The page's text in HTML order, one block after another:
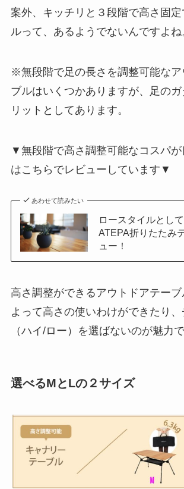
案外、キッチリと３段階で高さ固
ルって、あるようでないんですよね
※無段階で足の長さを調整可能なア
ブルはいくつかありますが、足のガ
リットとしてあります。
▼無段階で高さ調整可能なコスパ
はこちらでレビューしています▼
あわせて読みたい
ロースタイルとし
ATEPA折りたたみ
ュー！
高さ調整ができるアウトドアテー
よって高さの使いわけができたり
（ハイ/ロー）を選ばないのが魅力で
選べるMとLの２サイズ